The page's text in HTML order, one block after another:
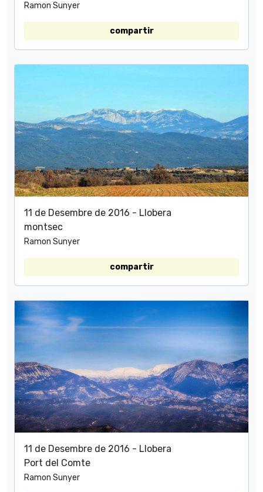
Ramon Sunyer
compartir
11 de Desembre de 2016 - Llobera
montsec
Ramon Sunyer
compartir
11 de Desembre de 2016 - Llobera
Port del Comte
Ramon Sunyer